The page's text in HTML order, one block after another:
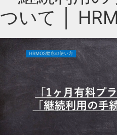
ついて │